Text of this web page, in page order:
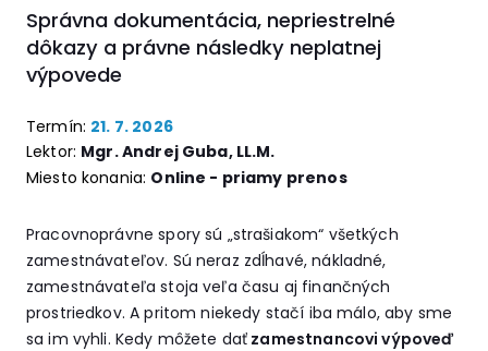
Správna dokumentácia, nepriestrelné
dôkazy a právne následky neplatnej
výpovede
Termín: 21. 7. 2026
Lektor: Mgr. Andrej Guba, LL.M.
Miesto konania: Online - priamy prenos
Pracovnoprávne spory sú „strašiakom“ všetkých
zamestnávateľov. Sú neraz zdĺhavé, nákladné,
zamestnávateľa stoja veľa času aj finančných
prostriedkov. A pritom niekedy stačí iba málo, aby sme
sa im vyhli. Kedy môžete dať zamestnancovi výpoveď